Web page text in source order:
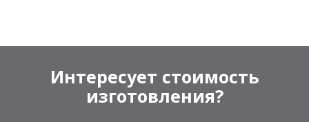
Интересует стоимость
изготовления?